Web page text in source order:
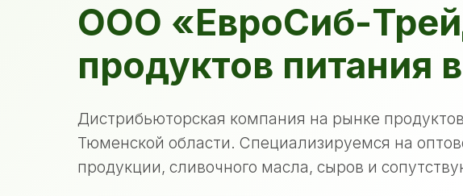
ООО «ЕвроСиб-
продуктов питания
Дистрибьюторская компания на рынке
Тюменской области. Специализируемся на
продукции, сливочного масла, сыров и